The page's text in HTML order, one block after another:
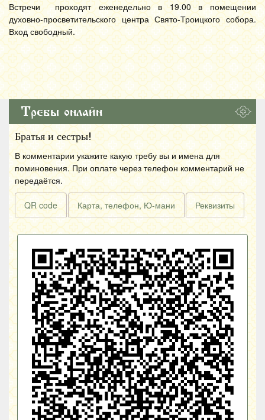
Встречи проходят еженедельно в 19.00 в помещении
духовно-просветительского центра Свято-Троицкого собора.
Вход свободный.
Требы онлайн
Братья и сестры!
В комментарии укажите какую требу вы и имена для
поминовения. При оплате через телефон комментарий не
передаётся.
QR code Карта, телефон, Ю-мани Реквизиты